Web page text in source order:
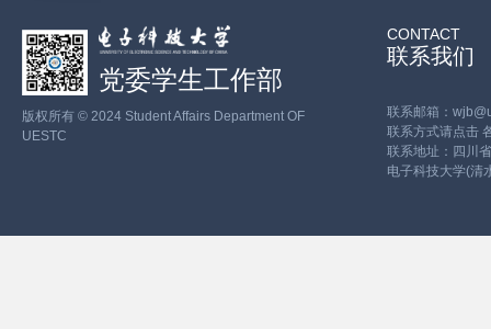
党委学生工作部
版权所有 © 2024 Student Affairs Department OF
UESTC
CONTACT
联系我们
联系邮箱：
联系方式请点击
联系地址：四川
电子科技大学(清